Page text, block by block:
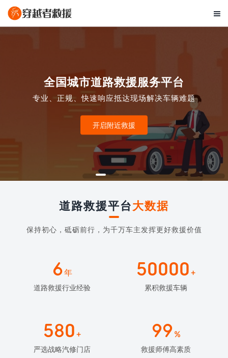

全国城市道路救援服务平台
专业、正规、快速响应抵达现场解决车辆难题
开启附近救援
道路救援平台大数据
保持初心，砥砺前行，为千万车主发挥更好救援价值
6年
道路救援行业经验
50000 +
累积救援车辆
580 +
严选战略汽修门店
99 %
救援师傅高素质